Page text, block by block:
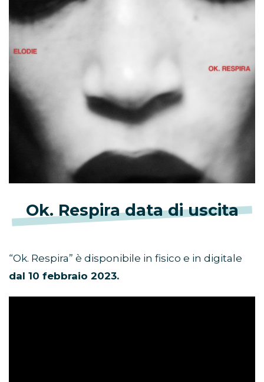
Ok. Respira data di uscita
“Ok. Respira” è disponibile in fisico e in digitale
dal 10 febbraio 2023.